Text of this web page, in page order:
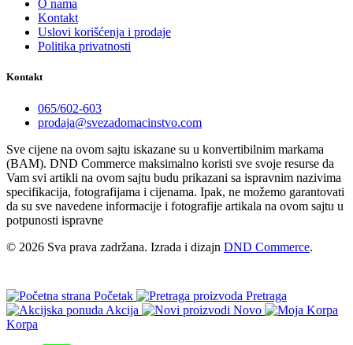
O nama
Kontakt
Uslovi korišćenja i prodaje
Politika privatnosti
Kontakt
065/602-603
prodaja@svezadomacinstvo.com
Sve cijene na ovom sajtu iskazane su u konvertibilnim markama
(BAM). DND Commerce maksimalno koristi sve svoje resurse da
Vam svi artikli na ovom sajtu budu prikazani sa ispravnim nazivima
specifikacija, fotografijama i cijenama. Ipak, ne možemo garantovati
da su sve navedene informacije i fotografije artikala na ovom sajtu u
potpunosti ispravne
© 2026 Sva prava zadržana. Izrada i dizajn DND Commerce.
Početak
Pretraga
Akcija
Novo
Korpa